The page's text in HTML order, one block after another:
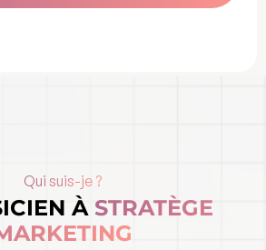
Qui suis-je ?
À STRATÈGE